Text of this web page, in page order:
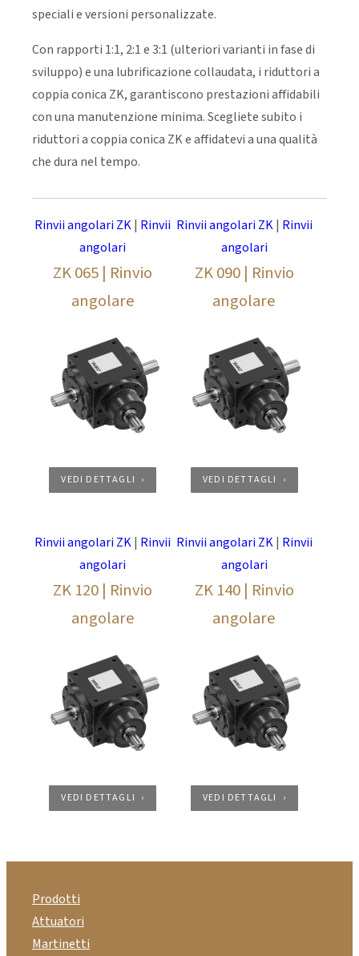
speciali e versioni personalizzate.
Con rapporti 1:1, 2:1 e 3:1 (ulteriori varianti in fase di
sviluppo) e una lubrificazione collaudata, i riduttori a
coppia conica ZK, garantiscono prestazioni affidabili
con una manutenzione minima. Scegliete subito i
riduttori a coppia conica ZK e affidatevi a una qualità
che dura nel tempo.
Rinvii angolari ZK| Rinvii
angolari
ZK 065 | Rinvio
angolare
VEDI DETTAGLI
Rinvii angolari ZK| Rinvii
angolari
ZK 090 | Rinvio
angolare
VEDI DETTAGLI
Rinvii angolari ZK| Rinvii
angolari
ZK 120 | Rinvio
angolare
VEDI DETTAGLI
Rinvii angolari ZK| Rinvii
angolari
ZK 140 | Rinvio
angolare
VEDI DETTAGLI
Prodotti
Attuatori
Martinetti